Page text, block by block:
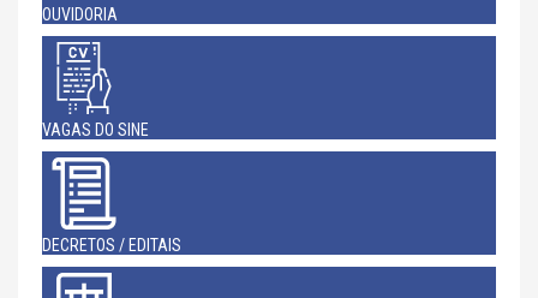
OUVIDORIA
VAGAS DO SINE
DECRETOS / EDITAIS